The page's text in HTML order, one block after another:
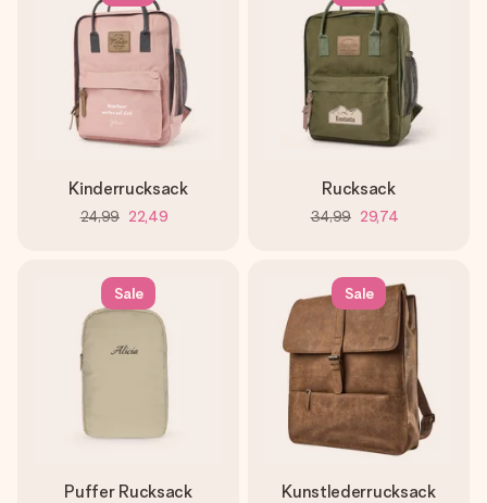
Kinderrucksack
24,99 22,49
Rucksack
34,99 29,74
Sale
Puffer Rucksack
Sale
Kunstlederrucksack